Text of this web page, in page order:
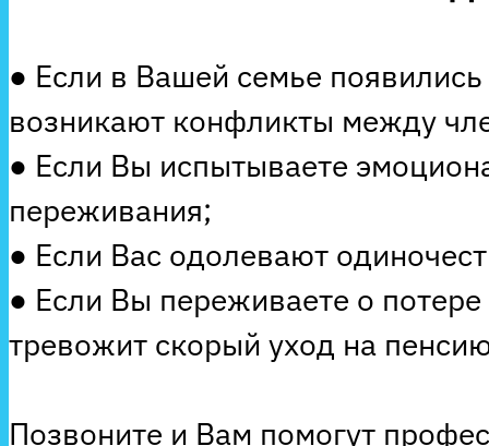
● Если в Вашей семье
возникают конфликты между
● Если Вы испытываете
переживания;
● Если Вас одолевают
● Если Вы переживаете о
тревожит скорый уход на
Позвоните и Вам помогут